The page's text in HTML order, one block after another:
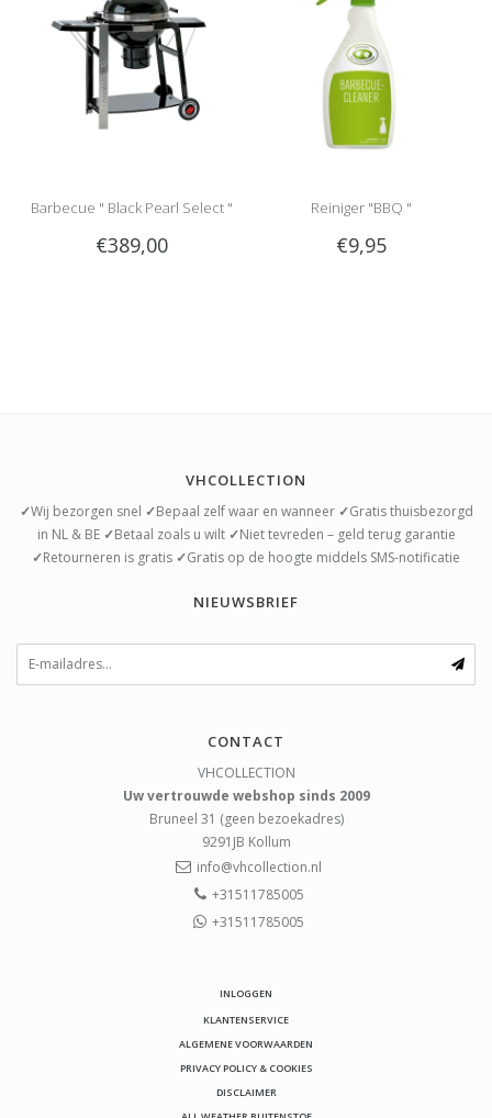
Barbecue " Black Pearl Select "
€389,00
Reiniger "BBQ "
€9,95
VHCOLLECTION
✓Wij bezorgen snel ✓Bepaal zelf waar en wanneer ✓Gratis thuisbezorgd
in NL & BE ✓Betaal zoals u wilt ✓Niet tevreden – geld terug garantie
✓Retourneren is gratis ✓Gratis op de hoogte middels SMS-notificatie
NIEUWSBRIEF
CONTACT
VHCOLLECTION
Uw vertrouwde webshop sinds 2009
Bruneel 31 (geen bezoekadres)
9291JB Kollum
info@vhcollection.nl
+31511785005
+31511785005
INLOGGEN
KLANTENSERVICE
ALGEMENE VOORWAARDEN
PRIVACY POLICY & COOKIES
DISCLAIMER